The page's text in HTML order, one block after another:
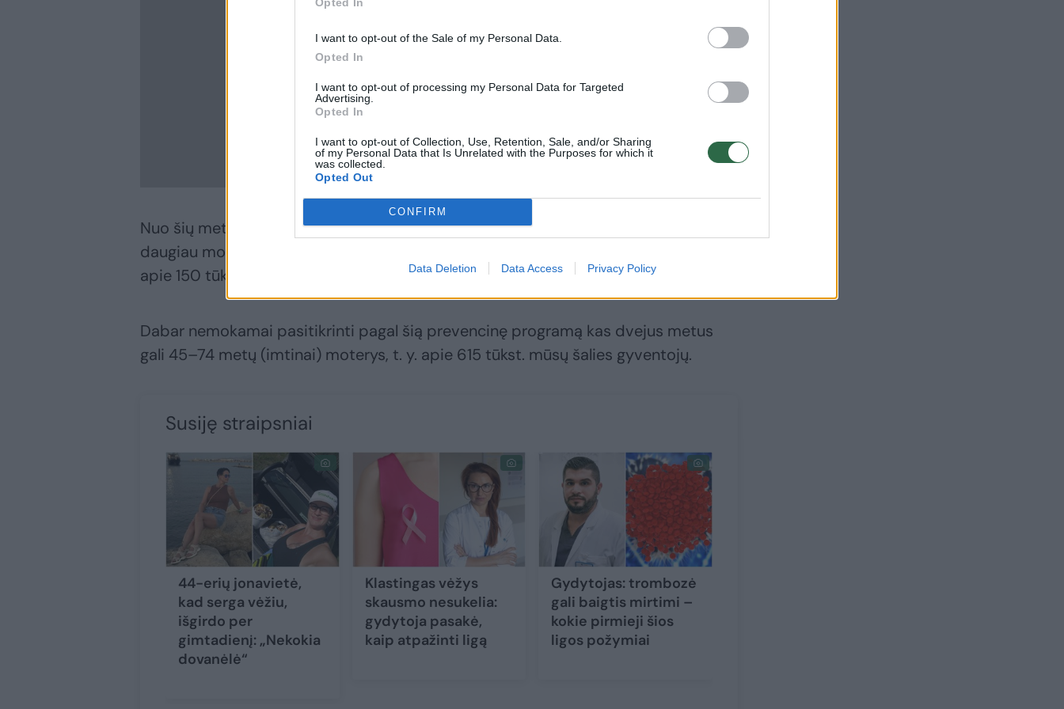
I want to opt-out of the Sale of my Personal Data.
Opted In
I want to opt-out of processing my Personal Data for Targeted
Advertising.
Opted In
I want to opt-out of Collection, Use, Retention, Sale, and/or Sharing
of my Personal Data that Is Unrelated with the Purposes for which it
was collected.
Opted Out
CONFIRM
Data Deletion Data Access Privacy Policy
Nuo šių metų pradžios krūties vėžio prevencinėje programoje gali dalyvauti dar
daugiau moterų – išplėsta tikslinė amžiaus grupė, todėl prie programos prisidėjo
apie 150 tūkst. naujų dalyvių.
Dabar nemokamai pasitikrinti pagal šią prevencinę programą kas dvejus metus
gali 45–74 metų (imtinai) moterys, t. y. apie 615 tūkst. mūsų šalies gyventojų.
Susiję straipsniai
44-erių jonavietė,
kad serga vėžiu,
išgirdo per
gimtadienį: „Nekokia
dovanėlė“
Klastingas vėžys
skausmo nesukelia:
gydytoja pasakė,
kaip atpažinti ligą
Gydytojas: trombozė
gali baigtis mirtimi –
kokie pirmieji šios
ligos požymiai